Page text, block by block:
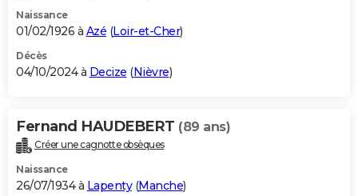
Naissance
01/02/1926 à Azé (Loir-et-Cher)
Décès
04/10/2024 à Decize (Nièvre)
Fernand HAUDEBERT (89 ans)
Créer une cagnotte obsèques
Naissance
26/07/1934 à Lapenty(Manche)